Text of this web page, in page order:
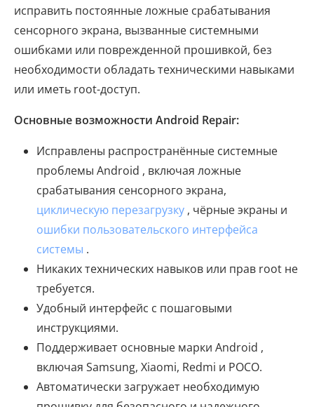
исправить постоянные ложные срабатывания
сенсорного экрана, вызванные системными
ошибками или поврежденной прошивкой, без
необходимости обладать техническими навыками
или иметь root-доступ.
Основные возможности Android Repair:
Исправлены распространённые системные
проблемы Android , включая ложные
срабатывания сенсорного экрана,
циклическую перезагрузку , чёрные экраны и
ошибки пользовательского интерфейса
системы .
Никаких технических навыков или прав root не
требуется.
Удобный интерфейс с пошаговыми
инструкциями.
Поддерживает основные марки Android ,
включая Samsung, Xiaomi, Redmi и POCO.
Автоматически загружает необходимую